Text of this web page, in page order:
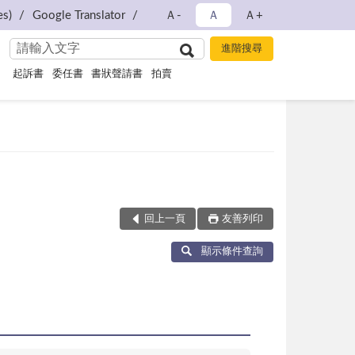
Google Translator Ａ- Ａ Ａ+
起訴書 委任書 書狀聲請書 拍賣
回上一頁 友善列印
顯示條件查詢